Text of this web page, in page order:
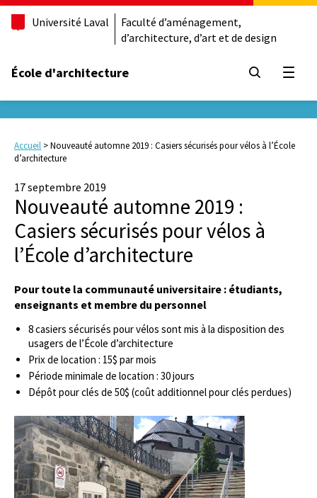
Université Laval
Faculté d’aménagement,
d’architecture, d’art et de design
École d'architecture
Accueil >Nouveauté automne 2019 : Casiers sécurisés pour vélos à l’École
d’architecture
17 septembre 2019
Nouveauté automne 2019 :
Casiers sécurisés pour vélos à
l’École d’architecture
Pour toute la communauté universitaire : étudiants,
enseignants et membre du personnel
8 casiers sécurisés pour vélos sont mis à la disposition des
usagers de l’École d’architecture
Prix de location : 15$ par mois
Période minimale de location : 30 jours
Dépôt pour clés de 50$ (coût additionnel pour clés perdues)